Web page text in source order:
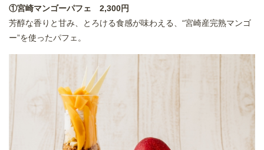
①宮崎マンゴーパフェ 2,300円
芳醇な香りと甘み、とろける食感が味わえる、“宮崎産完熟マンゴ
ー”を使ったパフェ。